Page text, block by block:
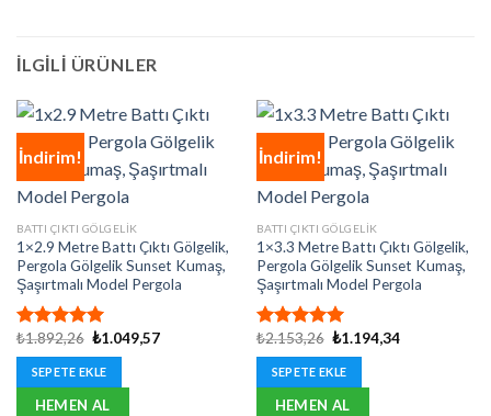
İLGILI ÜRÜNLER
İndirim!
BATTI ÇIKTI GÖLGELIK
1×2.9 Metre Battı Çıktı Gölgelik,
Pergola Gölgelik Sunset Kumaş,
Şaşırtmalı Model Pergola
5 üzerinden
5.00oy
aldı
₺1.892,26 Orijinal
₺1.892,26.
₺1.049,57Şu
SEPETE EKLE
HEMEN AL
İndirim!
BATTI ÇIKTI GÖLGELIK
1×3.3 Metre Battı Çıktı Gölgelik,
Pergola Gölgelik Sunset Kumaş,
Şaşırtmalı Model Pergola
5 üzerinden
5.00oy
aldı
₺2.153,26 Orijinal
₺2.153,26.
₺1.194,34Şu
SEPETE EKLE
HEMEN AL